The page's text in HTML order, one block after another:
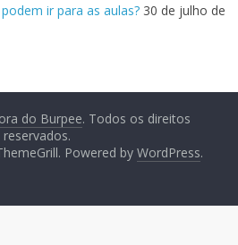
ir para as aulas? 30 de julho de
do Burpee. Todos os direitos
reservados.
Powered byWordPress.